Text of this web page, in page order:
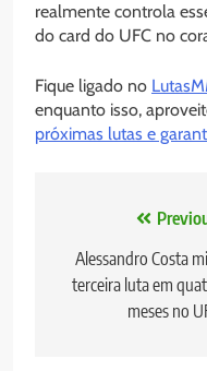
realmente controla
do card do UFC no
Fique ligado no
enquanto isso,
próximas lutas e
Navegação
de
Post
Alessandro Costa
terceira luta em
meses no